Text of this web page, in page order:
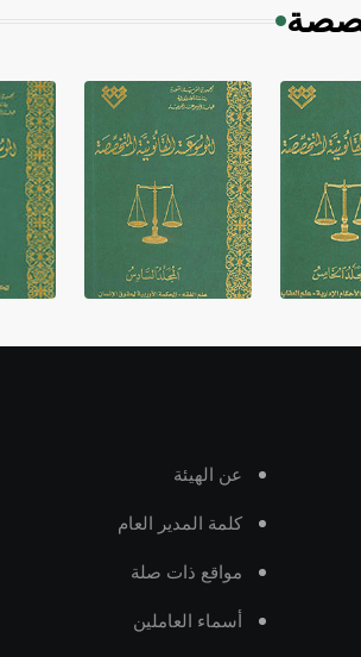
عن الهيئة
كلمة المدير العام
مواقع ذات صلة
أسماء العاملين